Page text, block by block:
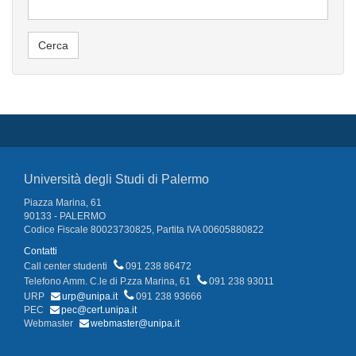
Università degli Studi di Palermo
Piazza Marina, 61
90133 - PALERMO
Codice Fiscale 80023730825, Partita IVA 00605880822
Contatti
Call center studenti
091 238 86472
Telefono Amm. C.le di P.zza Marina, 61
091 238 93011
URP
urp@unipa.it
091 238 93666
PEC
pec@cert.unipa.it
Webmaster
webmaster@unipa.it